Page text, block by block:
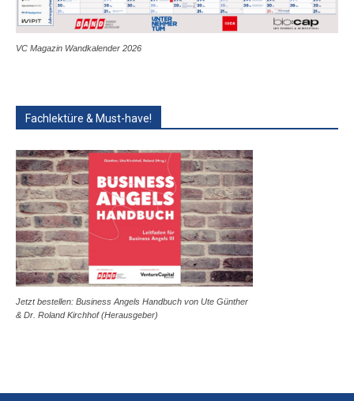
VC Magazin Wandkalender 2026
Fachlektüre & Must-have!
Jetzt bestellen: Business Angels Handbuch von Ute Günther
& Dr. Roland Kirchhof (Herausgeber)